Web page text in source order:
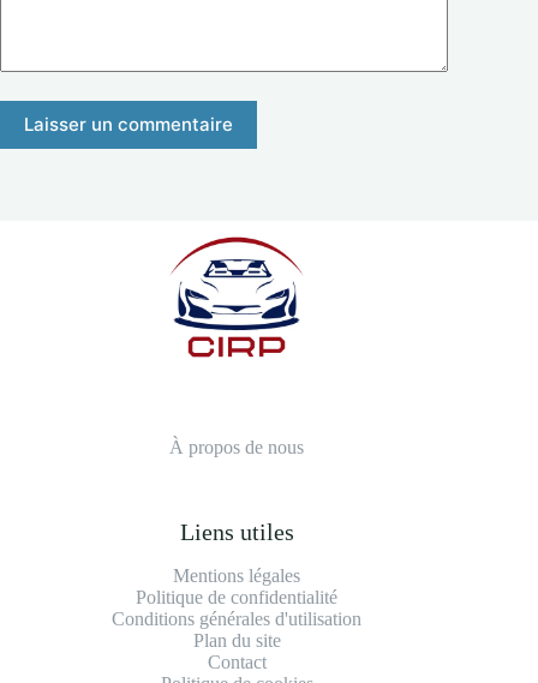
Laisser un commentaire
À propos de nous
Liens utiles
Mentions légales
Politique de confidentialité
Conditions générales d'utilisation
Plan du site
Contact